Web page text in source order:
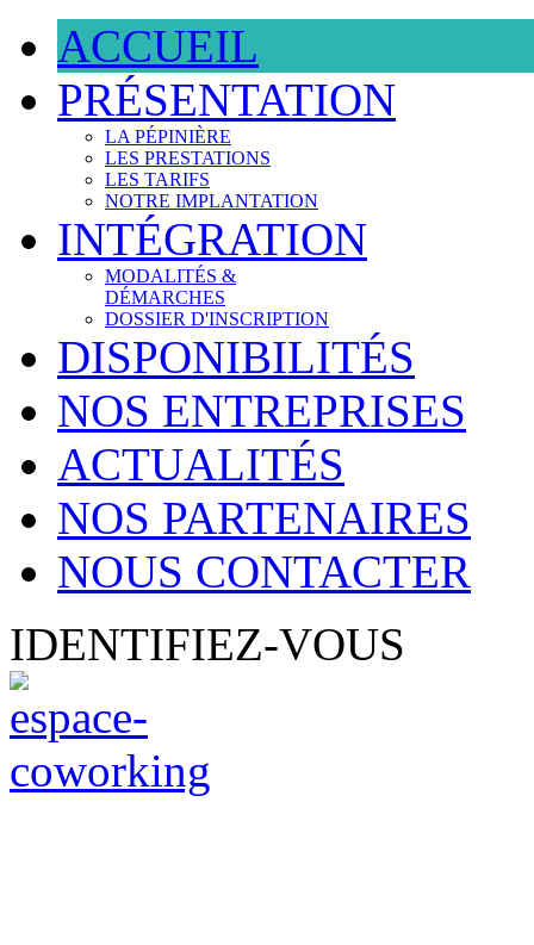
ACCUEIL
PRÉSENTATION
LA PÉPINIÈRE
LES PRESTATIONS
LES TARIFS
NOTRE IMPLANTATION
INTÉGRATION
MODALITÉS &
DÉMARCHES
DOSSIER D'INSCRIPTION
DISPONIBILITÉS
NOS ENTREPRISES
ACTUALITÉS
NOS PARTENAIRES
NOUS CONTACTER
IDENTIFIEZ-VOUS